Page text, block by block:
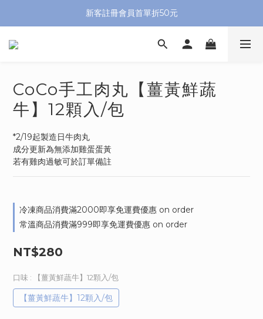
新客註冊會員首單折50元
CoCo手工肉丸【薑黃鮮蔬
牛】12顆入/包
*2/19起製造日牛肉丸
成分更新為無添加雞蛋蛋黃
若有雞肉過敏可於訂單備註
冷凍商品消費滿2000即享免運費優惠 on order
常溫商品消費滿999即享免運費優惠 on order
NT$280
口味 : 【薑黃鮮蔬牛】12顆入/包
【薑黃鮮蔬牛】12顆入/包